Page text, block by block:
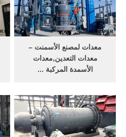
معدات لمصنع الأسمنت –
معدات التعدين,معدات
الأسمدة المركبة ...
طحن الإسمنت ... شعبة
تكنولوجيا ...